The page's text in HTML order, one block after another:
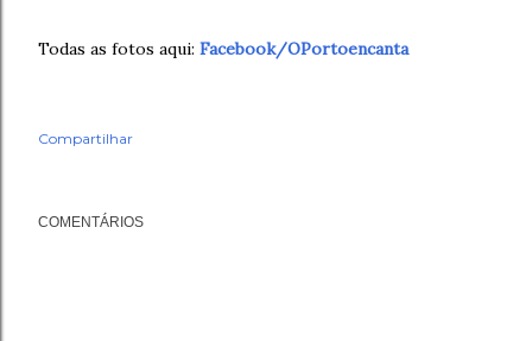
Todas as fotos aqui: Facebook/OPortoencanta
Compartilhar
COMENTÁRIOS